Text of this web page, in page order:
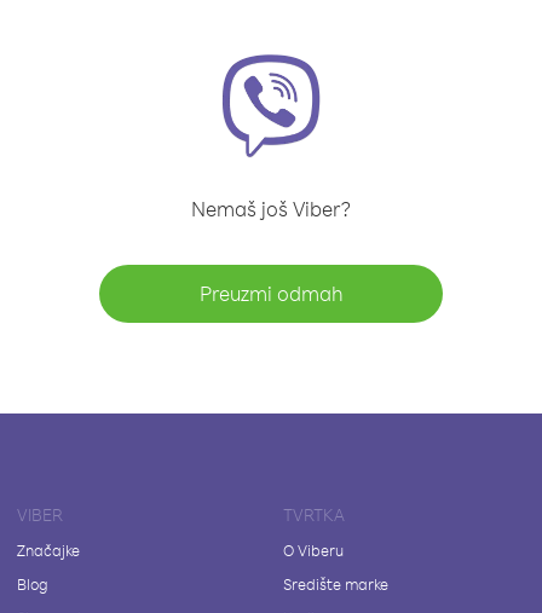
Nemaš još Viber?
Preuzmi odmah
VIBER
Značajke
Blog
TVRTKA
O Viberu
Središte marke